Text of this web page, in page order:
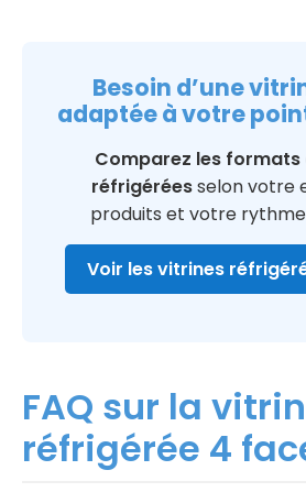
Besoin d’une
adaptée à votre
Comparez les formats
réfrigéréesselon votre
produits et votre
Voir les vitrines
FAQ sur la
réfrigérée 4